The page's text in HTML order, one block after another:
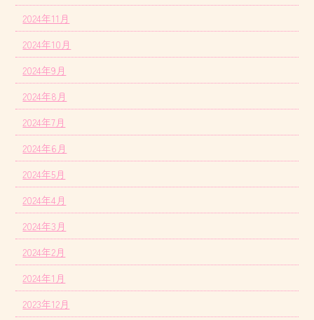
2024年11月
2024年10月
2024年9月
2024年8月
2024年7月
2024年6月
2024年5月
2024年4月
2024年3月
2024年2月
2024年1月
2023年12月